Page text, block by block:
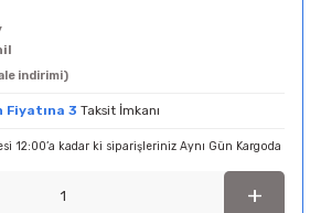
indirimi)
Fiyatına 3 Taksit İmkanı
12:00’a kadar ki siparişleriniz Aynı Gün Kargoda